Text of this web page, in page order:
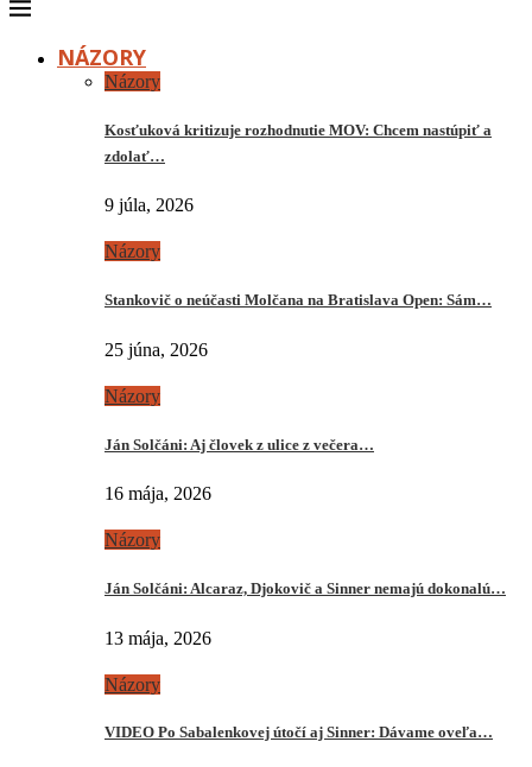
NÁZORY
Názory
Kosťuková kritizuje rozhodnutie MOV: Chcem nastúpiť a
zdolať…
9 júla, 2026
Názory
Stankovič o neúčasti Molčana na Bratislava Open: Sám…
25 júna, 2026
Názory
Ján Solčáni: Aj človek z ulice z večera…
16 mája, 2026
Názory
Ján Solčáni: Alcaraz, Djokovič a Sinner nemajú dokonalú…
13 mája, 2026
Názory
VIDEO Po Sabalenkovej útočí aj Sinner: Dávame oveľa…